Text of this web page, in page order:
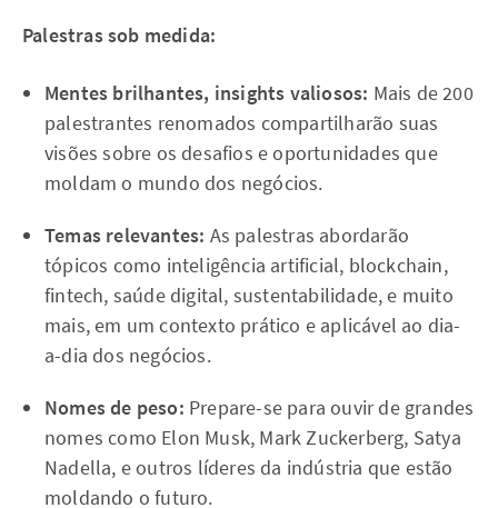
Palestras sob medida:
Mentes brilhantes, insights valiosos: Mais de 200
palestrantes renomados compartilharão suas
visões sobre os desafios e oportunidades que
moldam o mundo dos negócios.
Temas relevantes: As palestras abordarão
tópicos como inteligência artificial, blockchain,
fintech, saúde digital, sustentabilidade, e muito
mais, em um contexto prático e aplicável ao dia-
a-dia dos negócios.
Nomes de peso: Prepare-se para ouvir de grandes
nomes como Elon Musk, Mark Zuckerberg, Satya
Nadella, e outros líderes da indústria que estão
moldando o futuro.